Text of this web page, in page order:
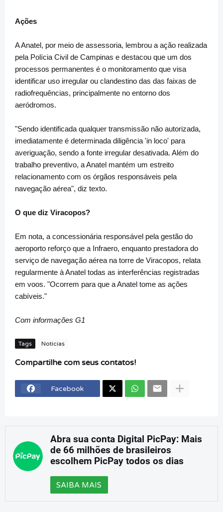
Ações
A Anatel, por meio de assessoria, lembrou a ação realizada
pela Polícia Civil de Campinas e destacou que um dos
processos permanentes é o monitoramento que visa
identificar uso irregular ou clandestino das das faixas de
radiofrequências, principalmente no entorno dos
aeródromos.
"Sendo identificada qualquer transmissão não autorizada,
imediatamente é determinada diligência 'in loco' para
averiguação, sendo a fonte irregular desativada. Além do
trabalho preventivo, a Anatel mantém um estreito
relacionamento com os órgãos responsáveis pela
navegação aérea", diz texto.
O que diz Viracopos?
Em nota, a concessionária responsável pela gestão do
aeroporto reforço que a Infraero, enquanto prestadora do
serviço de navegação aérea na torre de Viracopos, relata
regularmente à Anatel todas as interferências registradas
em voos. "Ocorrem para que a Anatel tome as ações
cabíveis."
Com informações G1
Tags Notícias
Compartilhe com seus contatos!
Facebook
Abra sua conta Digital PicPay: Mais
de 66 milhões de brasileiros
escolhem PicPay todos os dias
SAIBA MAIS